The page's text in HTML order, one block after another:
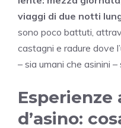
viaggi di due notti
sono poco battuti,
castagni e radure dove
– sia umani che asinini –
Esperienze
d’asino: